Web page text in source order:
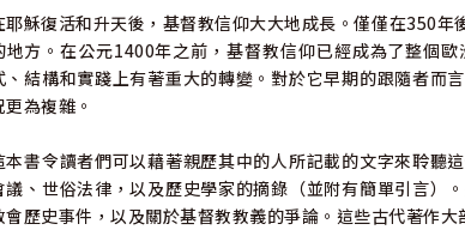
耶穌復活和升天後，基督教信仰大大地成長。僅僅在350
地方。在公元1400年之前，基督教信仰已經成為了整個
、結構和實踐上有著重大的轉變。對於它早期的跟隨者而
更為複雜。
本書令讀者們可以藉著親歷其中的人所記載的文字來聆聽
議、世俗法律，以及歷史學家的摘錄（並附有簡單引言）
會歷史事件，以及關於基督教教義的爭論。這些古代著作大